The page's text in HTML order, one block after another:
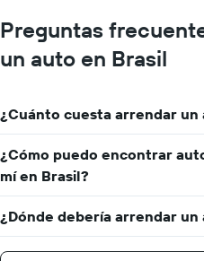
Preguntas
un auto en Brasil
¿Cuánto cuesta arrendar un
¿Cómo puedo encontrar
mí en Brasil?
¿Dónde debería arrendar un